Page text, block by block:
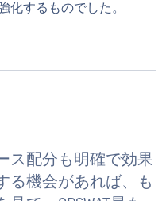
化するものでした。
ス配分も明確で効果
る機会があれば、も